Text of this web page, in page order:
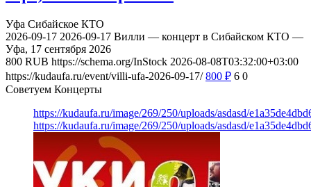
Уфа Сибайское КТО
2026-09-17 2026-09-17 Вилли — концерт в Сибайском КТО —
Уфа, 17 сентября 2026
800 RUB https://schema.org/InStock 2026-08-08T03:32:00+03:00
https://kudaufa.ru/event/villi-ufa-2026-09-17/ 800 ₽ 6 0
Советуем Концерты
https://kudaufa.ru/image/269/250/uploads/asdasd/
https://kudaufa.ru/image/269/250/uploads/asdasd/